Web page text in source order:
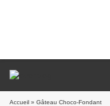
Accueil » Gâteau Choco-Fondant